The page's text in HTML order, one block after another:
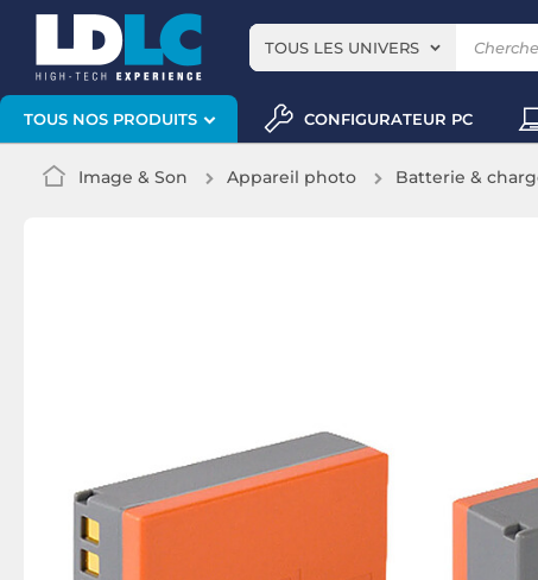
TOUS LES UNIVERS
TOUS NOS PRODUITS CONFIGURATEUR PC
Image & Son Appareil photo Batterie &